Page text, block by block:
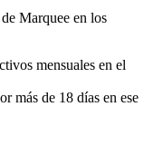
Marquee en los
mensuales en el
más de 18 días en ese